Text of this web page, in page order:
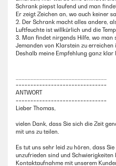
Schrank piepst laufend und man
Er zeigt Zeichen an, wo auch keiner
2. Der Schrank macht alles andere,
Luftfeuchte ist willkürlich und die
3. Man findet nirgends Hilfe, wo man
Jemanden von Klarstein zu erreichen
Deshalb meine Empfehlung ganz klar
===============================
ANTWORT
===============================
Lieber Thomas,
vielen Dank, dass Sie sich die Zeit
mit uns zu teilen.
Es tut uns sehr leid zu hören, dass
unzufrieden sind und Schwierigkeiten
Kontaktaufnahme mit unserem